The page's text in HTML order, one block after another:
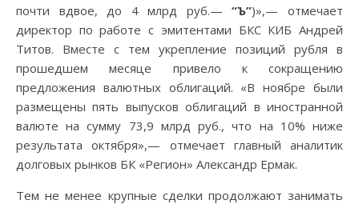
почти вдвое, до 4 млрд руб.—“Ъ”)»,— отмечает
директор по работе с эмитентами БКС КИБ Андрей
Титов. Вместе с тем укрепление позиций рубля в
прошедшем месяце привело к сокращению
предложения валютных облигаций. «В ноябре были
размещены пять выпусков облигаций в иностранной
валюте на сумму 73,9 млрд руб., что на 10% ниже
результата октября»,— отмечает главный аналитик
долговых рынков БК «Регион» Александр Ермак.
Тем не менее крупные сделки продолжают занимать